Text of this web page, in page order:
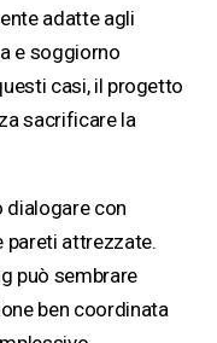
adatte agli
e soggiorno
casi, il progetto
sacrificare la
dialogare con
pareti attrezzate.
può sembrare
ben coordinata